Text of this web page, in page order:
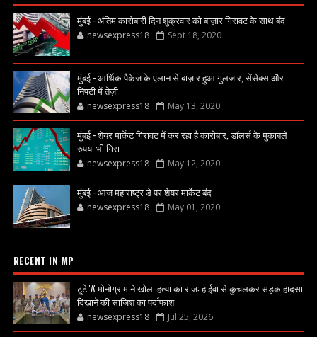
मुंबई - अंतिम कारोबारी दिन शुक्रवार को बाज़ार गिरावट के साथ बंद
newsexpress18 Sept 18, 2020
मुंबई - आर्थिक पैकेज के एलान से बाज़ार हुआ गुलजार, सेंसेक्स और
निफ्टी में तेज़ी
newsexpress18 May 13, 2020
मुंबई - शेयर मार्केट गिरावट में कर रहा है कारोबार, डॉलर्स के मुकाबले
रुपया भी गिरा
newsexpress18 May 12, 2020
मुंबई - आज महाराष्ट्र डे पर शेयर मार्केट बंद
newsexpress18 May 01, 2020
RECENT IN MP
टूटे 'A' मोनोग्राम ने खोला हत्या का राज: हाईवा से कुचलकर सड़क हादसा
दिखाने की साजिश का पर्दाफाश
newsexpress18 Jul 25, 2026